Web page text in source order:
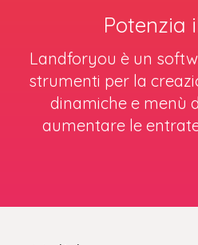
Potenzia
Landforyou è un
strumenti per la
dinamiche e menù
aumentare le